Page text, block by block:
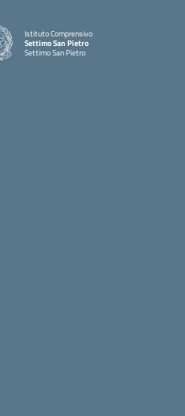
Istituto Comprensivo
Settimo San Pietro
Settimo San Pietro